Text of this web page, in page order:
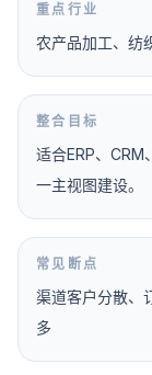
重点行业
农产品加工、纺
整合目标
适合ERP、
一主视图建设。
常见断点
渠道客户分散、
多